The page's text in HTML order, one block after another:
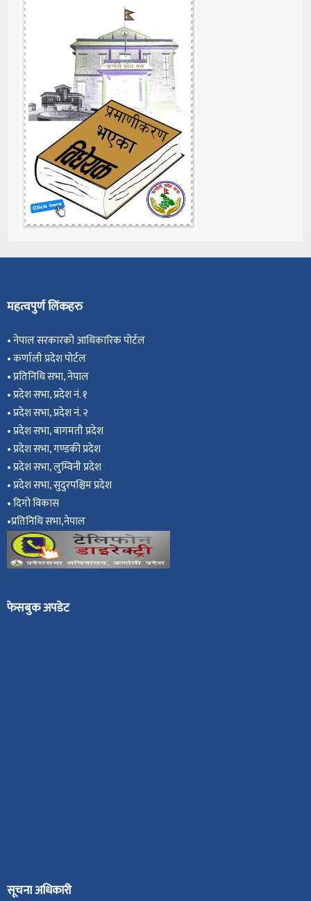
महत्वपुर्ण लिंकहरु
•नेपाल सरकारको आधिकारिक पोर्टल
•कर्णाली प्रदेश पोर्टल
•प्रतिनिधि सभा, नेपाल
•प्रदेश सभा, प्रदेश नं. १
•प्रदेश सभा, प्रदेश नं. २
•प्रदेश सभा, बागमती प्रदेश
•प्रदेश सभा, गण्डकी प्रदेश
•प्रदेश सभा, लुम्विनी प्रदेश
•प्रदेश सभा, सुदुरपश्चिम प्रदेश
•दिगो विकास
•प्रतिनिधि सभा,नेपाल
फेसबुक अपडेट
सूचना अधिकारी